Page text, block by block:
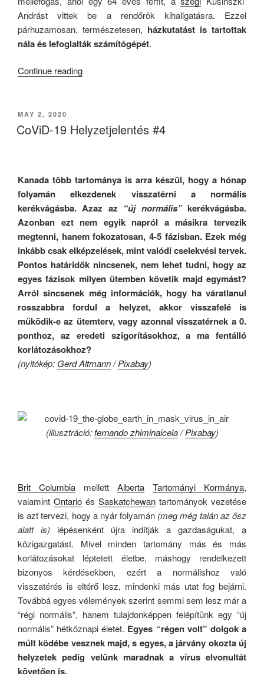
Andrást vittek be a rendőrök kihallgatásra. Ezzel
párhuzamosan, természetesen, házkutatást is tartottak
nála és lefoglalták számítógépét.
Continue reading“Mélységes
POSTED
ON
MAY 2, 2020
CoViD-19 Helyzetjelentés #4
Kanada több tartománya is arra készül, hogy a hónap
folyamán elkezdenek visszatérni a normális
kerékvágásba. Azaz az “új normális”kerékvágásba.
Azonban ezt nem egyik napról a másikra tervezik
megtenni, hanem fokozatosan, 4-5 fázisban. Ezek még
inkább csak elképzelések, mint valódi cselekvési tervek.
Pontos határidők nincsenek, nem lehet tudni, hogy az
egyes fázisok milyen ütemben követik majd egymást?
Arról sincsenek még információk, hogy ha váratlanul
rosszabbra fordul a helyzet, akkor visszafelé is
működik-e az ütemterv, vagy azonnal visszatérnek a 0.
ponthoz, az eredeti szigorításokhoz, a ma fentálló
korlátozásokhoz?
(nyitókép: Gerd Altmann/Pixabay)
(illusztráció:fernando zhiminaicela/Pixabay)
Brit Columbia mellett Alberta Tartományi Kormánya,
valamint Ontario és Saskatchewan tartományok vezetése
is azt tervezi, hogy a nyár folyamán (meg még talán az ősz
alatt is) lépésenként újra indítják a gazdaságukat, a
közigazgatást. Mivel minden tartomány más és más
korlátozásokat léptetett életbe, máshogy rendelkezett
bizonyos kérdésekben, ezért a normálishoz való
visszatérés is eltérő lesz, mindenki más utat fog bejárni.
Továbbá egyes vélemények szerint semmi sem lesz már a
“régi normális”, hanem tulajdonképpen felépítünk egy “új
normális” hétköznapi életet. Egyes “régen volt” dolgok a
múlt ködébe vesznek majd, s egyes, a járvány okozta új
helyzetek pedig velünk maradnak a vírus elvonultát
követően is.